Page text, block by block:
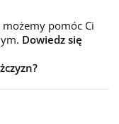
pomóc Ci
Dowiedz się